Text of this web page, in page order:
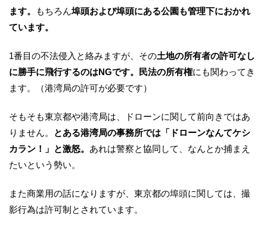
ます。 もちろん埠頭および埠頭にある公園も管理下におかれ
ています。
1番目の不法侵入と絡みますが、その土地の所有者の許可なし
に勝手に飛行するのはNGです。民法の所有権にも関わってき
ます。（港湾局の許可が必要です）
そもそも東京都や港湾局は、ドローンに関して前向きではあ
りません。
とある港湾局の事務所では「ドローンなんてケシ
カラン！」と激怒。 あれは警察と協同して、なんとか捕まえ
たいという勢い。
また商業用の話になりますが、東京都の埠頭に関しては、撮
影行為は許可制とされています。